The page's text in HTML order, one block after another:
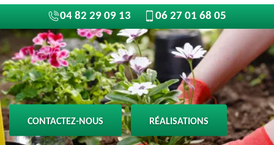
04 82 29 09 13 06 27 01 68 05
CONTACTEZ-NOUS RÉALISATIONS